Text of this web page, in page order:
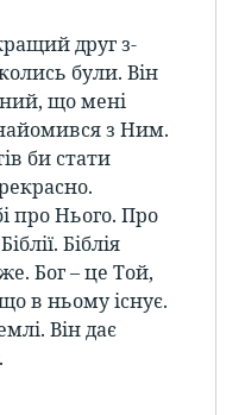
друг з-
були. Він
що мені
з Ним.
би стати
про Нього. Про
Біблія
Бог – це Той,
в ньому існує.
Він дає